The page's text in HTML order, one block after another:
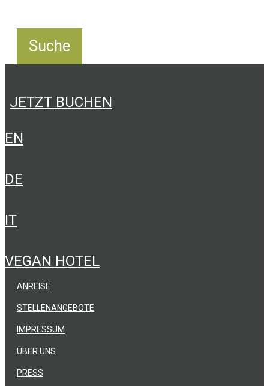
VEGAN HOTEL
ÜBER UNS
PRESS
ANREISE
STELLENANGEBOTE
IMPRESSUM
JETZT BUCHEN
EN
DE
IT